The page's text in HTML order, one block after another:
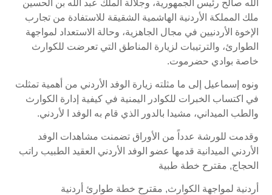
الله صالح رئيس الجمهورية، وجلالة الملك عبد الله بن الحسين
ملك المملكة الأردنية الهاشمية الشقيقة للاستفادة من تجارب
الإخوة الأردنيين في مجال الجاهزية، وحالة الاستعداد لمواجهة
الطوارئ، والترتيبات لزيارة المناطق التي تعرضت للكوارث
خاصة بوادي حضرموت.
ونوه إسماعيل إلى ما مثلته زيارة الوفد الأردني من أهمية تمثلت
في اكتساب الخبرات للكوادر اليمنية في كيفية إدارة الكوارث
والطب الميداني، مشيدا بالدور الذي قام به الوفد ا لأردني.
وقدمت للورشة عدداً من الأوراق تضمنت مشاهدات الوفد
الأردني الميدانية قدمها عضو الوفد الأردني العقيد الطبيب راتب
الحجاج, مقترح خطة طبية
أردنية لمواجهة الكوارث, مقترح خطة طوارئ أردنية